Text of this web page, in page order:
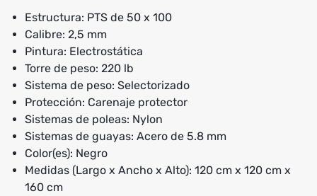
Estructura: PTS de 50 x 100
Calibre: 2,5 mm
Pintura: Electrostática
Torre de peso: 220 lb
Sistema de peso: Selectorizado
Protección: Carenaje protector
Sistemas de poleas: Nylon
Sistemas de guayas: Acero de 5.8 mm
Color(es): Negro
Medidas (Largo x Ancho x Alto): 120 cm x 120 cm x
160 cm